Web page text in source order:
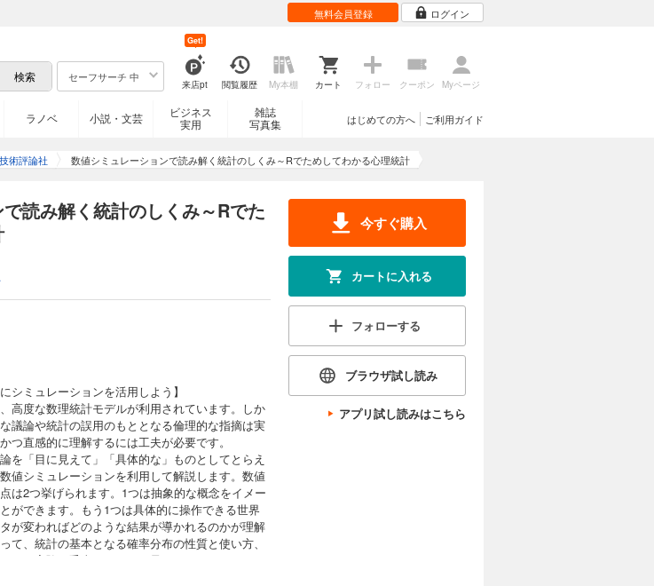
無料会員登録 ログイン
セーフサーチ 中
来店pt
Get!
閲覧履歴 My本棚 カート フォロー クーポン Myページ
ラノベ 小説・文芸
ビジネス
実用
雑誌
写真集
ご利用ガイド
はじめての方へ
技術評論社 数値シミュレーションで読み解く統計のしくみ～Rでためしてわかる心理統計
読み解く統計のしくみ～Rでた
シミュレーションを活用しよう】
高度な数理統計モデルが利用されています。しか
議論や統計の誤用のもととなる倫理的な指摘は実
つ直感的に理解するには工夫が必要です。
を「目に見えて」「具体的な」ものとしてとらえ
値シミュレーションを利用して解説します。数値
は2つ挙げられます。1つは抽象的な概念をイメー
ができます。もう1つは具体的に操作できる世界
が変わればどのような結果が導かれるのかが理解
て、統計の基本となる確率分布の性質と使い方、
か、実験に妥当なデータの量はどれくらいなの
識を1冊にまとめます。
今すぐ購入
カートに入れる
フォローする
ブラウザ試し読み
アプリ試し読みはこちら